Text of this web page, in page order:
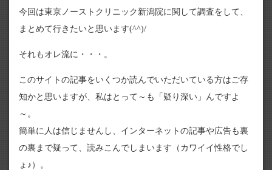
今回は東京ノーストクリニック新潟院に関して調査をして、
まとめて行きたいと思います(^^)/
それもオレ流に・・・。
このサイトの記事をいくつか読んでいただいている方はご存
知かと思いますが、私はとって～も「疑り深い」んですよ
～。
簡単に人は信じませんし、インターネットの記事や広告も裏
の裏まで疑って、読みこんでしまいます（カワイイ性格でし
ょ♪）。